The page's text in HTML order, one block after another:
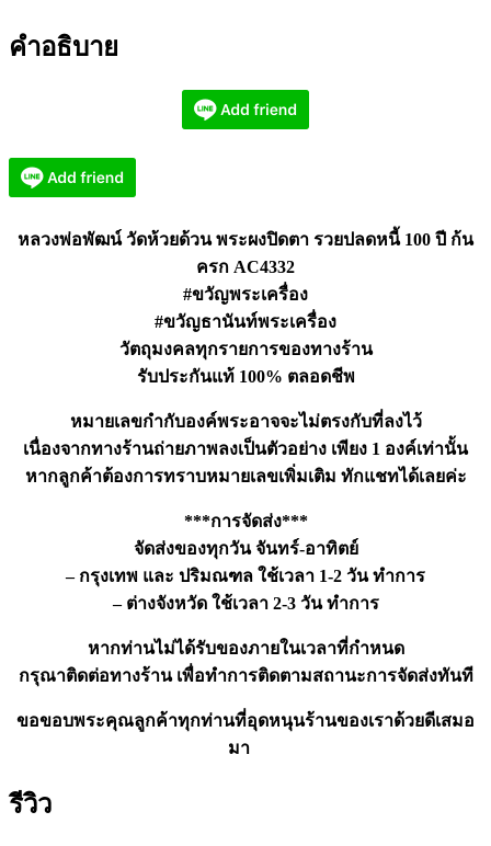
พระ
รวย
ปลด
100
คำอธิบาย
หลวงพ่อพัฒน์ วัดห้วยด้วน พระผงปิดตา รวยปลดหนี้ 100 ปี ก้น
ครก AC4332
#ขวัญพระเครื่อง
#ขวัญธานันท์พระเครื่อง
วัตถุมงคลทุกรายการของทางร้าน
รับประกันแท้ 100% ตลอดชีพ
หมายเลขกำกับองค์พระอาจจะไม่ตรงกับที่ลงไว้
เนื่องจากทางร้านถ่ายภาพลงเป็นตัวอย่าง เพียง 1 องค์เท่านั้น
หากลูกค้าต้องการทราบหมายเลขเพิ่มเติม ทักแชทได้เลยค่ะ
***การจัดส่ง***
จัดส่งของทุกวัน จันทร์-อาทิตย์
– กรุงเทพ และ ปริมณฑล ใช้เวลา 1-2 วัน ทำการ
– ต่างจังหวัด ใช้เวลา 2-3 วัน ทำการ
หากท่านไม่ได้รับของภายในเวลาที่กำหนด
กรุณาติดต่อทางร้าน เพื่อทำการติดตามสถานะการจัดส่งทันที
ขอขอบพระคุณลูกค้าทุกท่านที่อุดหนุนร้านของเราด้วยดีเสมอ
มา
รีวิว